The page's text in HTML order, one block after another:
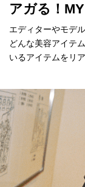
アガる！
エディターやモデ
どんな美容アイテ
いるアイテムをリ